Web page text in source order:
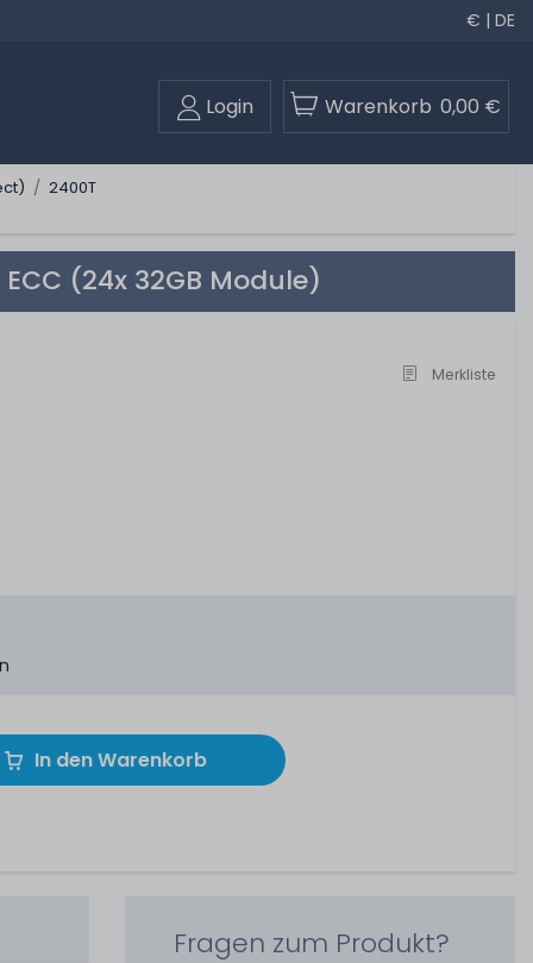
€ | DE
Login Warenkorb 0,00 €
2400T
(24x 32GB Module)
Merkliste
In den Warenkorb
Fragen zum Produkt?